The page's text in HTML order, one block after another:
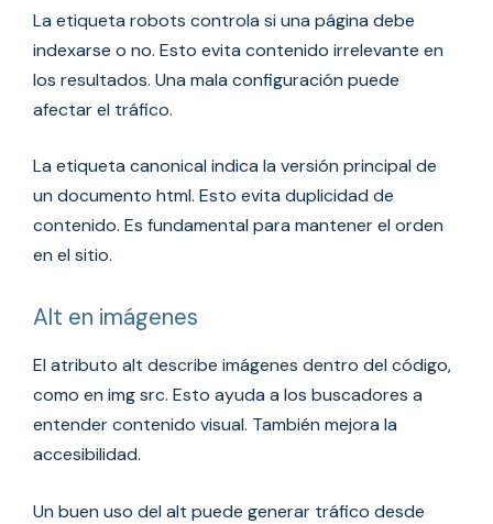
La etiqueta robots controla si una página debe
indexarse o no. Esto evita contenido irrelevante en
los resultados. Una mala configuración puede
afectar el tráfico.
La etiqueta canonical indica la versión principal de
un documento html. Esto evita duplicidad de
contenido. Es fundamental para mantener el orden
en el sitio.
Alt en imágenes
El atributo alt describe imágenes dentro del código,
como en img src. Esto ayuda a los buscadores a
entender contenido visual. También mejora la
accesibilidad.
Un buen uso del alt puede generar tráfico desde